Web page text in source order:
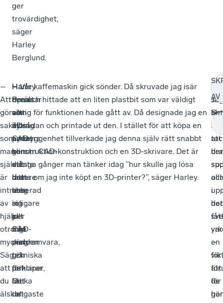
ger
trovärdighet,
säger
Harley
Berglund.
–
Att
göra
saker
som
man
själv
är
intresserad
av
hjälper
otroligt
mycket.
Säg
att
du
älskar
Han
berättar
att
inom
CAD-
konstruktion
måste
man
lära
sig
allt
från
programvara,
tekniska
principer,
tänka
i
–
Precis
som
allting
annat
blir
det
lättare
och
roligare
ju
mer
man
gör
det.
Det
roligaste
Harley
tipsar
om
3D-
printers
som
ett
bra
steg
in
i
CAD-
världen
och
förklarar
att
det
– Vår kaffemaskin gick sönder. Då skruvade jag isär
den och hittade att en liten plastbit som var väldigt
viktig för funktionen hade gått av. Då designade jag en
ny sådan och printade ut den. I stället för att köpa en
ny bryggenhet tillverkade jag denna själv rätt snabbt
genom CAD-konstruktion och en 3D-skrivare. Det är
många gånger man tänker idag ”hur skulle jag lösa
detta om jag inte köpt en 3D-printer?”, säger Harley.
Till
att
en
för
–
Jag
i
det
–
för
att
de
gör
AV